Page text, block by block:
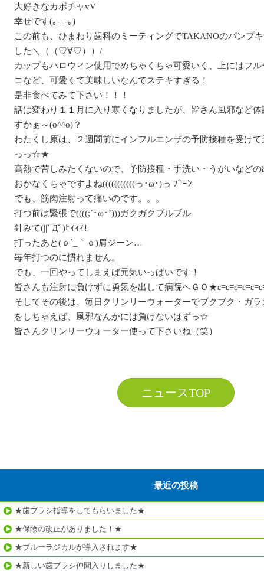
大好きなカボチャvV
幸せです(｡-_-｡)
この前も、ひまわり歯科のミーティングでTAKANOのパンプ
した＼（（♡∀♡））/
カップもハロウィン使用でめちゃくちゃ可愛いく、上にはフ
コなど、可愛くて美味しいなんてステキすぎる！
是非食べてみて下さい！！！
話は変わり１１月に入り寒くなりましたが、皆さん風邪など
すかぁ～(o^^o)？
わたくし原は、２週間前にインフルエンザの予防接種を受け
っっ☆★
高熱で苦しみたくないので、予防接種・手洗い・うがいなど
おかなくちゃですよね(((((((((((っ･ω･)っ ﾌﾞｰﾝ
でも、筋肉注射って痛いのです。。。
打つ前は緊張で((((;´･ω･`)))ガクガクブルブル
針みて(||ﾟДﾟ)ﾋｨｨｨ!
打ったあと(ｏ´_｀ｏ)肩ジーン…
毎年打つのに慣れません。
でも、一回やってしまえば元気いっぱいです！
皆さんも注射に負けずに勇気を出して病院へＧＯ
そしてその後は、毎日クリンリーウォーターでブクブク・ガ
をしちゃえば、風邪なんかには負けないはずっ☆
皆さんクリンリーウォーター使って下さいね（笑）
ニュースTOP
最近の投稿
★歯ブラシ指導をしてもらいました★
★保険の改正がありました！★
★ブルーラジカルが導入されます★
★新しい歯ブラシ仲間入りしました★